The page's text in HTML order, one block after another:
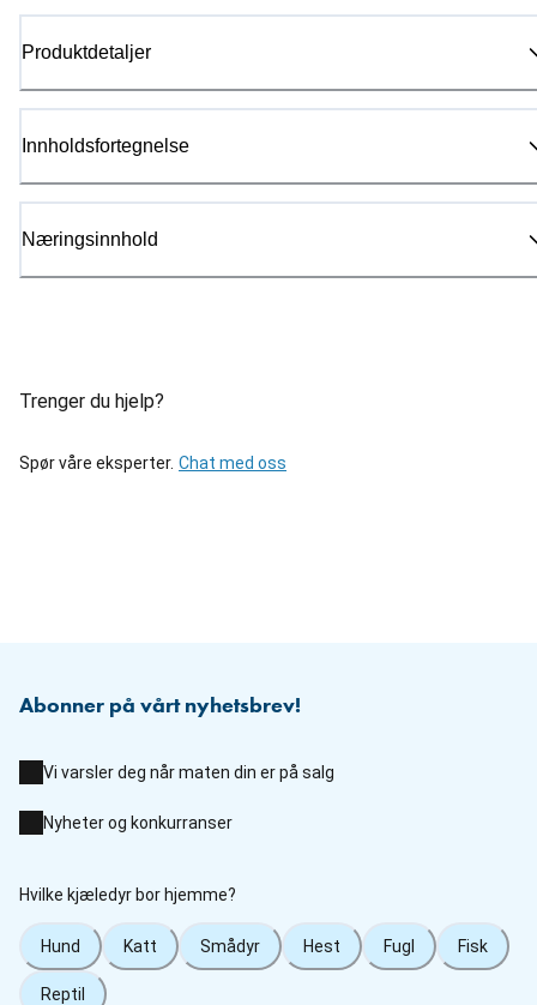
Produktdetaljer
Innholdsfortegnelse
Næringsinnhold
Trenger du hjelp?
Spør våre eksperter. Chat med oss
Abonner på vårt nyhetsbrev!
Vi varsler deg når maten din er på salg
Nyheter og konkurranser
Hvilke kjæledyr bor hjemme?
Hund Katt Smådyr Hest Fugl Fisk
Reptil